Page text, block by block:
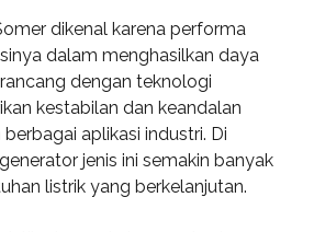
dikenal karena performa
dalam menghasilkan daya
dengan teknologi
kestabilan dan keandalan
aplikasi industri. Di
jenis ini semakin banyak
listrik yang berkelanjutan.